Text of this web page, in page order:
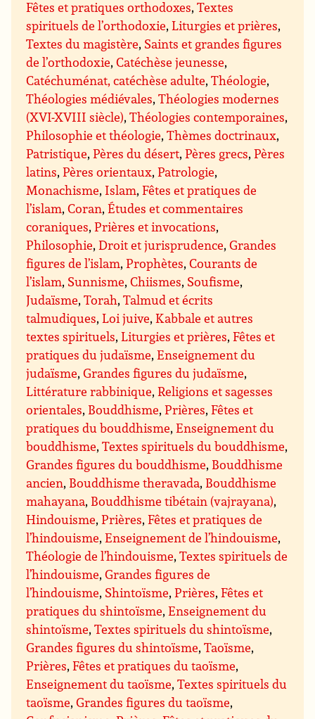
Fêtes et pratiques orthodoxes,Textes
spirituels de l’orthodoxie,Liturgies et prières,
Textes du magistère, Saints et grandes figures
de l’orthodoxie,Catéchèse jeunesse,
Catéchuménat, catéchèse adulte,Théologie,
Théologies médiévales,Théologies modernes
(XVI-XVIII siècle),Théologies contemporaines,
Philosophie et théologie,Thèmes doctrinaux,
Patristique,Pères du désert,Pères grecs,Pères
latins,Pères orientaux,Patrologie,
Monachisme, Islam,Fêtes et pratiques de
l’islam,Coran,Études et commentaires
coraniques,Prières et invocations,
Philosophie,Droit et jurisprudence,Grandes
figures de l’islam,Prophètes,Courants de
l’islam, Sunnisme,Chiismes, Soufisme,
Judaïsme,Torah,Talmud et écrits
talmudiques,Loi juive,Kabbale et autres
textes spirituels,Liturgies et prières,Fêtes et
pratiques du judaïsme,Enseignement du
judaïsme,Grandes figures du judaïsme,
Littérature rabbinique,Religions et sagesses
orientales, Bouddhisme,Prières,Fêtes et
pratiques du bouddhisme,Enseignement du
bouddhisme,Textes spirituels du bouddhisme,
Grandes figures du bouddhisme, Bouddhisme
ancien, Bouddhisme theravada, Bouddhisme
mahayana, Bouddhisme tibétain (vajrayana),
Hindouisme,Prières,Fêtes et pratiques de
l’hindouisme,Enseignement de l’hindouisme,
Théologie de l’hindouisme,Textes spirituels de
l’hindouisme,Grandes figures de
l’hindouisme, Shintoïsme,Prières,Fêtes et
pratiques du shintoïsme,Enseignement du
shintoïsme,Textes spirituels du shintoïsme,
Grandes figures du shintoïsme,Taoïsme,
Prières,Fêtes et pratiques du taoïsme,
Enseignement du taoïsme,Textes spirituels du
taoïsme,Grandes figures du taoïsme,